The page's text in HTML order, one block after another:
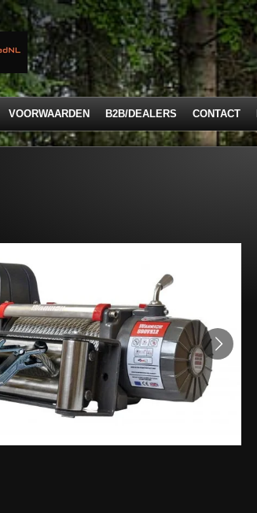
VOORWAARDEN B2B/DEALERS CONTACT